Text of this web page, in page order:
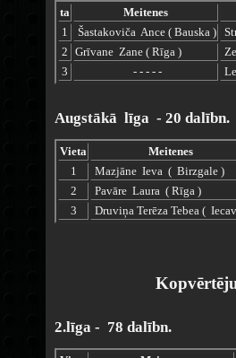
ta
Meitenes
1
Šastakoviča Ance ( Bauska )
2 Grīvane Zane ( Rīga )
3
- - - - -
Augstākā līga - 20 dalībn.
Vieta
Meitenes
1
Mazjāne Ieva ( Birzgale )
2
Pavāre Laura ( Rīga )
3
Druviņa Terēza Tebea (
2.līga - 78 dalībn.